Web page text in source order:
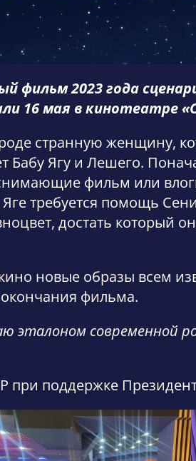
фильм 2023 года
16 мая в кинотеатре
странную женщину,
Бабу Ягу и Лешего.
фильм или
требуется помощь
достать который
новые образы всем
фильма.
современной
при поддержке